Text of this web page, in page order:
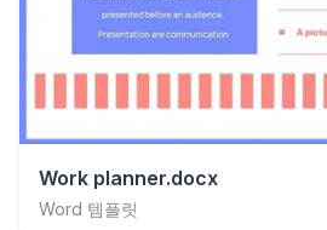
Work planner.docx
Word 템플릿